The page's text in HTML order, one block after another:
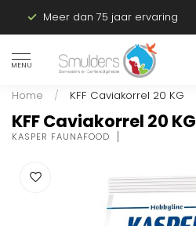
Meer dan 75 jaar ervaring
MENU
Home / KFF Caviakorrel 20 KG
KFF Caviakorrel 20 KG
KASPER FAUNAFOOD